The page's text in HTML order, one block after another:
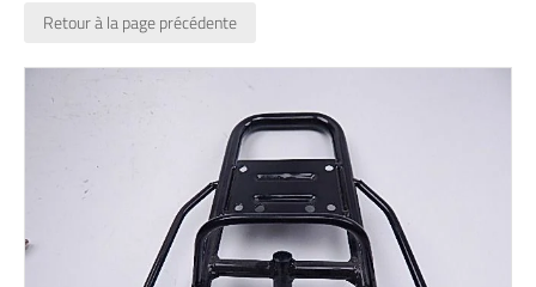
Retour à la page précédente
gallery